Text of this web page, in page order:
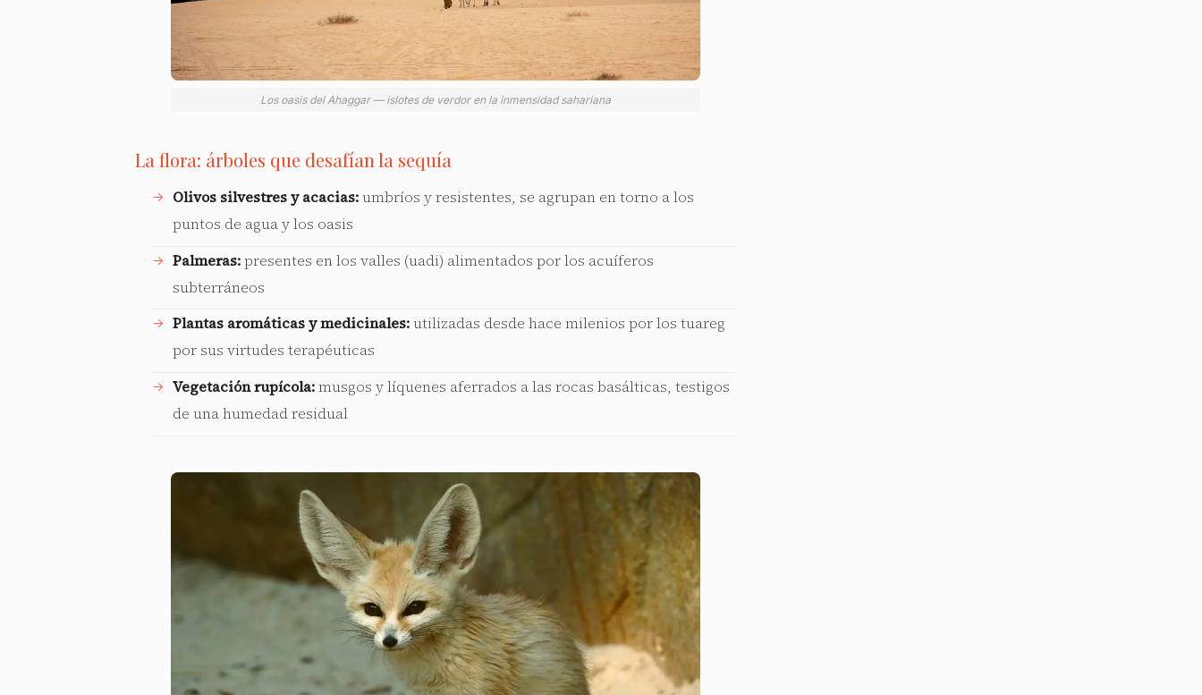
Los oasis del Ahaggar — islotes de verdor en la inmensidad sahariana
La flora: árboles que desafían la sequía
Olivos silvestres y acacias:umbríos y resistentes, se agrupan en torno a los
puntos de agua y los oasis
Palmeras:presentes en los valles (uadi) alimentados por los acuíferos
subterráneos
Plantas aromáticas y medicinales:utilizadas desde hace milenios por los tuareg
por sus virtudes terapéuticas
Vegetación rupícola:musgos y líquenes aferrados a las rocas basálticas, testigos
de una humedad residual